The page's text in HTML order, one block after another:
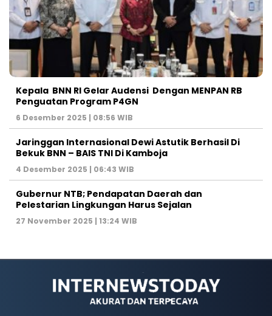
Kepala BNN RI Gelar Audensi Dengan MENPAN RB
Penguatan Program P4GN
6 Desember 2025 | 08:56 WIB
Jaringgan Internasional Dewi Astutik Berhasil Di
Bekuk BNN – BAIS TNI Di Kamboja
4 Desember 2025 | 06:43 WIB
Gubernur NTB; Pendapatan Daerah dan
Pelestarian Lingkungan Harus Sejalan
27 November 2025 | 13:24 WIB